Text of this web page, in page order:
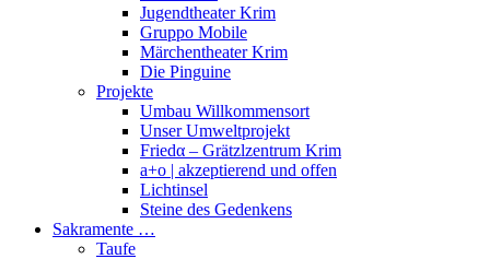
Jugendtheater Krim
Gruppo Mobile
Märchentheater Krim
Die Pinguine
Projekte
Umbau Willkommensort
Unser Umweltprojekt
Friedα – Grätzlzentrum Krim
a+o | akzeptierend und offen
Lichtinsel
Steine des Gedenkens
Sakramente …
Taufe